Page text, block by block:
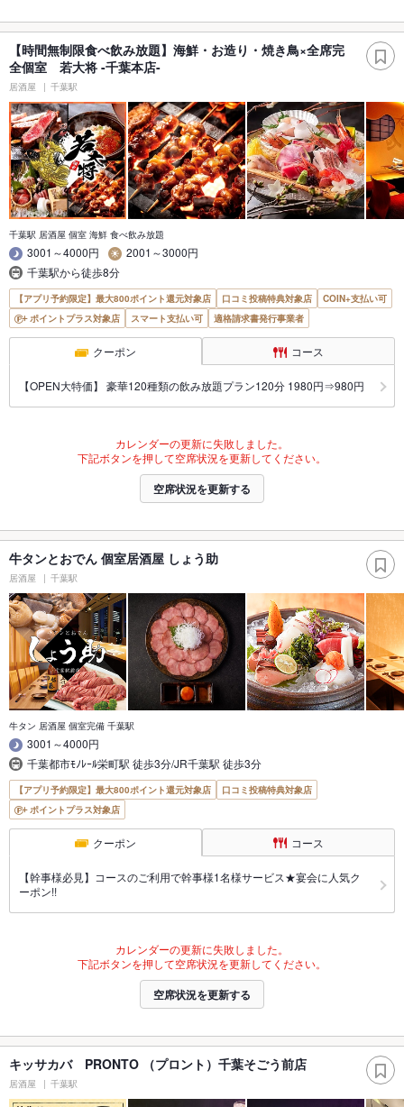
【時間無制限食べ飲み放題】海鮮・お造り・焼き鳥×全席完
全個室 若大将 -千葉本店-
居酒屋 千葉駅
千葉駅 居酒屋 個室 海鮮 食べ飲み放題
3001～4000円
2001～3000円
千葉駅から徒歩8分
【アプリ予約限定】最大800ポイント還元対象店 口コミ投稿特典対象店
COIN+支払い可
ポイントプラス対象店
スマート支払い可 適格請求書発行事業者
クーポン コース
【OPEN大特価】 豪華120種類の飲み放題プラン120分 1980円⇒980円
カレンダーの更新に失敗しました。
下記ボタンを押して空席状況を更新してください。
空席状況を更新する
牛タンとおでん 個室居酒屋 しょう助
居酒屋 千葉駅
牛タン 居酒屋 個室完備 千葉駅
3001～4000円
千葉都市ﾓﾉﾚｰﾙ栄町駅 徒歩3分/JR千葉駅 徒歩3分
【アプリ予約限定】最大800ポイント還元対象店
口コミ投稿特典対象店
ポイントプラス対象店
クーポン コース
【幹事様必見】コースのご利用で幹事様1名様サービス★宴会に人気ク
ーポン!!
カレンダーの更新に失敗しました。
下記ボタンを押して空席状況を更新してください。
空席状況を更新する
キッサカバ PRONTO （プロント）千葉そごう前店
居酒屋 千葉駅